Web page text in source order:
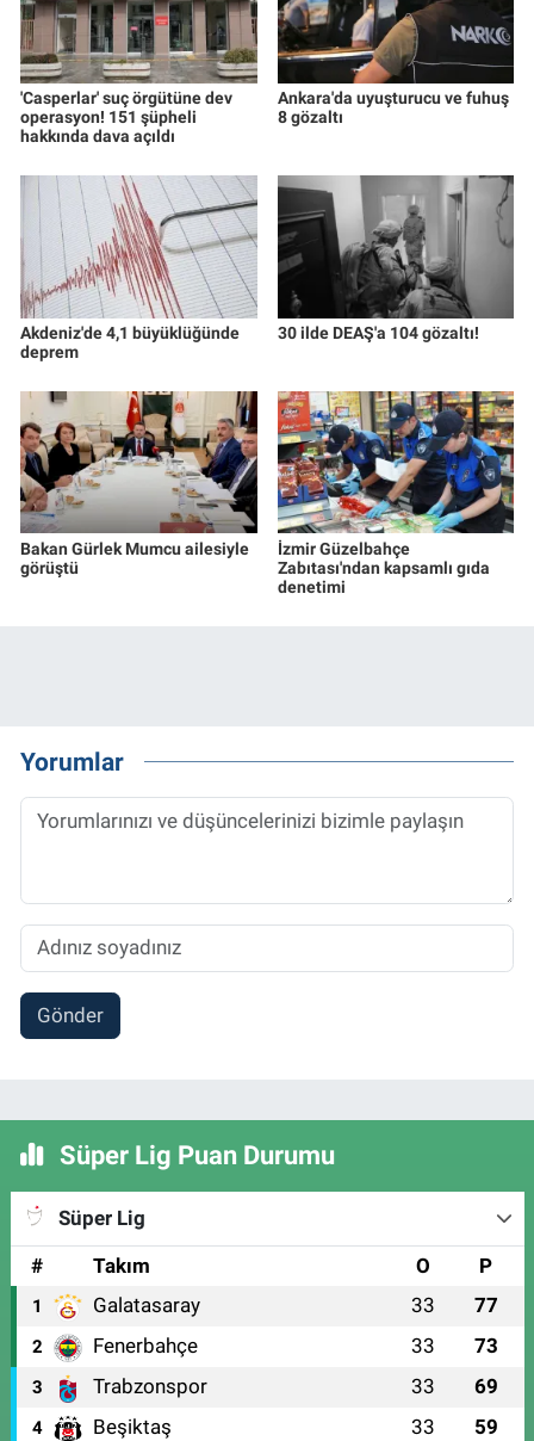
'Casperlar' suç örgütüne dev
operasyon! 151 şüpheli
hakkında dava açıldı
Ankara'da uyuşturucu ve fuhuş
8 gözaltı
Akdeniz'de 4,1 büyüklüğünde
deprem
30 ilde DEAŞ'a 104 gözaltı!
Bakan Gürlek Mumcu ailesiyle
görüştü
İzmir Güzelbahçe
Zabıtası'ndan kapsamlı gıda
denetimi
Yorumlar
Gönder
Süper Lig Puan Durumu
Süper Lig
#
Takım O P
1 Galatasaray 33 77
2 Fenerbahçe 33 73
3 Trabzonspor 33 69
4 Beşiktaş 33 59